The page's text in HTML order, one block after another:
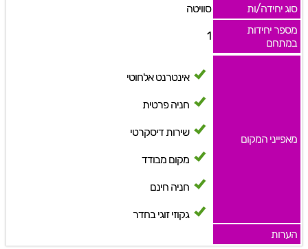
סוג יחידה/ות
סוויטה
מספר יחידות
במתחם
1
מאפייני המקום
אינטרנט אלחוטי
חניה פרטית
שירות דיסקרטי
מקום מבודד
חניה חינם
גקוזי זוגי בחדר
הערות